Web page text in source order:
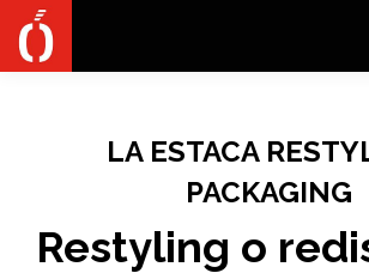
LA ESTACA
PACKAGING
Restyling o